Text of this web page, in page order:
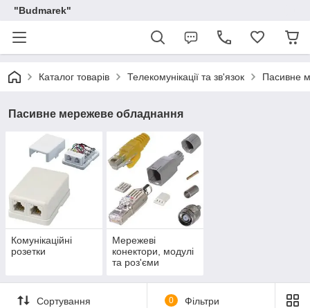
"Budmarek"
Каталог товарів Телекомунікації та зв'язок Пасивне
Пасивне мережеве обладнання
Комунікаційні
розетки
Мережеві
конектори, модулі
та роз'єми
Сортування 0 Фільтри